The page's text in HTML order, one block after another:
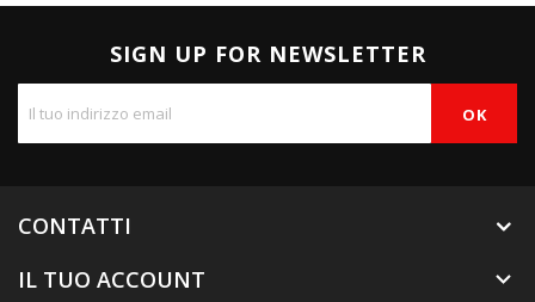
SIGN UP FOR NEWSLETTER
CONTATTI
IL TUO ACCOUNT
